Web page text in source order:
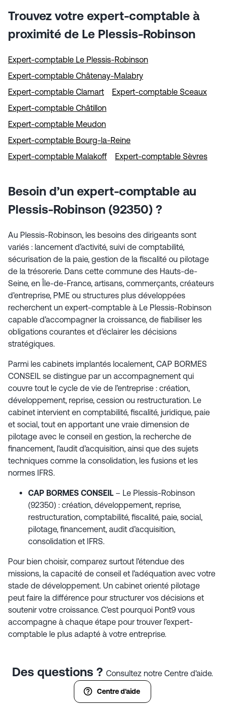
Trouvez votre expert-comptable à
proximité de Le Plessis-Robinson
Expert-comptable Le Plessis-Robinson
Expert-comptable Châtenay-Malabry
Expert-comptable Clamart
Expert-comptable Sceaux
Expert-comptable Châtillon
Expert-comptable Meudon
Expert-comptable Bourg-la-Reine
Expert-comptable Malakoff
Expert-comptable Sèvres
Besoin d’un expert-comptable au
Plessis-Robinson (92350) ?
Au Plessis-Robinson, les besoins des dirigeants sont
variés : lancement d’activité, suivi de comptabilité,
sécurisation de la paie, gestion de la fiscalité ou pilotage
de la trésorerie. Dans cette commune des Hauts-de-
Seine, en Île-de-France, artisans, commerçants, créateurs
d’entreprise, PME ou structures plus développées
recherchent un expert-comptable à Le Plessis-Robinson
capable d’accompagner la croissance, de fiabiliser les
obligations courantes et d’éclairer les décisions
stratégiques.
Parmi les cabinets implantés localement, CAP BORMES
CONSEIL se distingue par un accompagnement qui
couvre tout le cycle de vie de l’entreprise : création,
développement, reprise, cession ou restructuration. Le
cabinet intervient en comptabilité, fiscalité, juridique, paie
et social, tout en apportant une vraie dimension de
pilotage avec le conseil en gestion, la recherche de
financement, l’audit d’acquisition, ainsi que des sujets
techniques comme la consolidation, les fusions et les
normes IFRS.
CAP BORMES CONSEIL – Le Plessis-Robinson
(92350) : création, développement, reprise,
restructuration, comptabilité, fiscalité, paie, social,
pilotage, financement, audit d’acquisition,
consolidation et IFRS.
Pour bien choisir, comparez surtout l’étendue des
missions, la capacité de conseil et l’adéquation avec votre
stade de développement. Un cabinet orienté pilotage
peut faire la différence pour structurer vos décisions et
soutenir votre croissance. C’est pourquoi Pont9 vous
accompagne à chaque étape pour trouver l’expert-
comptable le plus adapté à votre entreprise.
Des questions ? Consultez notre Centre d'aide.
Centre d'aide